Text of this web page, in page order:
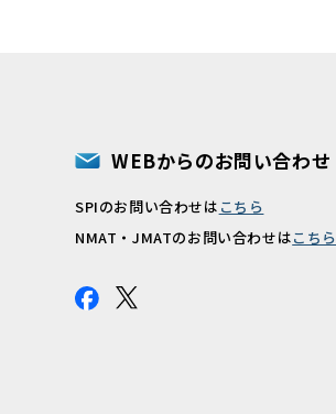
WEBからのお問い合わせ
SPIのお問い合わせは こちら
NMAT・JMATのお問い合わせはこちら